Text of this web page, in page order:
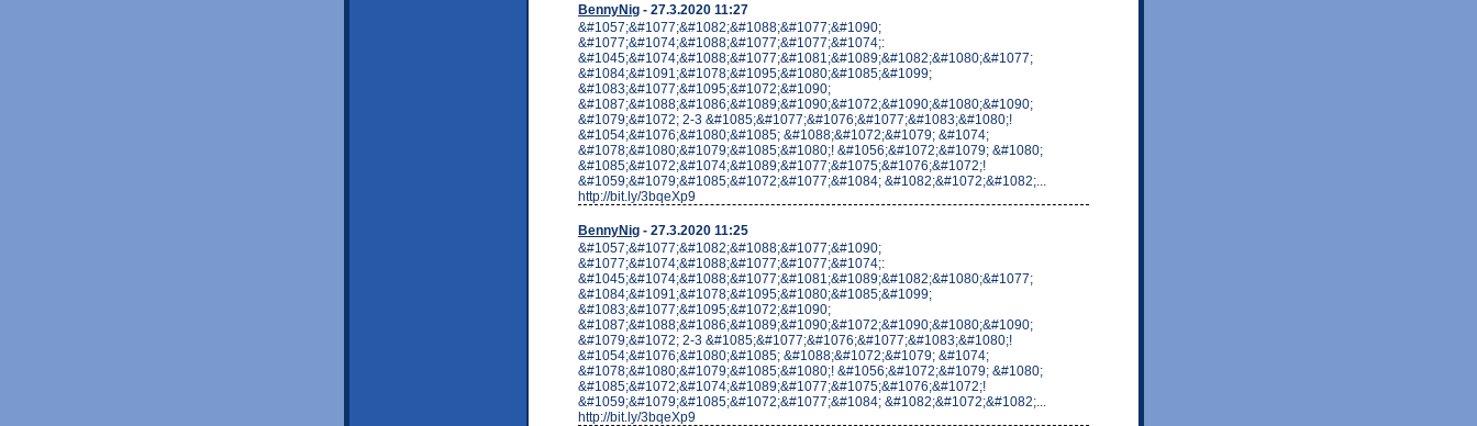
BennyNig - 27.3.2020 11:27
&#1057;&#1077;&#1082;&#1088;&#1077;&#1090;
&#1077;&#1074;&#1088;&#1077;&#1077;&#1074;:
&#1045;&#1074;&#1088;&#1077;&#1081;&#1089;&#1082;&#1080;&#1077;
&#1084;&#1091;&#1078;&#1095;&#1080;&#1085;&#1099;
&#1083;&#1077;&#1095;&#1072;&#1090;
&#1087;&#1088;&#1086;&#1089;&#1090;&#1072;&#1090;&#1080;&#1090;
&#1079;&#1072; 2-3 &#1085;&#1077;&#1076;&#1077;&#1083;&#1080;!
&#1054;&#1076;&#1080;&#1085; &#1088;&#1072;&#1079; &#1074;
&#1078;&#1080;&#1079;&#1085;&#1080;! &#1056;&#1072;&#1079; &#1080;
&#1085;&#1072;&#1074;&#1089;&#1077;&#1075;&#1076;&#1072;!
&#1059;&#1079;&#1085;&#1072;&#1077;&#1084; &#1082;&#1072;&#1082;...
http://bit.ly/3bqeXp9
BennyNig - 27.3.2020 11:25
&#1057;&#1077;&#1082;&#1088;&#1077;&#1090;
&#1077;&#1074;&#1088;&#1077;&#1077;&#1074;:
&#1045;&#1074;&#1088;&#1077;&#1081;&#1089;&#1082;&#1080;&#1077;
&#1084;&#1091;&#1078;&#1095;&#1080;&#1085;&#1099;
&#1083;&#1077;&#1095;&#1072;&#1090;
&#1087;&#1088;&#1086;&#1089;&#1090;&#1072;&#1090;&#1080;&#1090;
&#1079;&#1072; 2-3 &#1085;&#1077;&#1076;&#1077;&#1083;&#1080;!
&#1054;&#1076;&#1080;&#1085; &#1088;&#1072;&#1079; &#1074;
&#1078;&#1080;&#1079;&#1085;&#1080;! &#1056;&#1072;&#1079; &#1080;
&#1085;&#1072;&#1074;&#1089;&#1077;&#1075;&#1076;&#1072;!
&#1059;&#1079;&#1085;&#1072;&#1077;&#1084; &#1082;&#1072;&#1082;...
http://bit.ly/3bqeXp9